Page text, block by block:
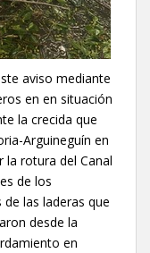
aviso mediante
en en situación
la crecida que
Arguineguín en
la rotura del Canal
de los
las laderas que
desde la
en